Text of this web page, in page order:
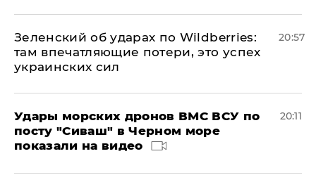
Зеленский об ударах по Wildberries:
там впечатляющие потери, это успех
украинских сил
20:57
Удары морских дронов ВМС ВСУ по
посту "Сиваш" в Черном море
показали на видео
20:11